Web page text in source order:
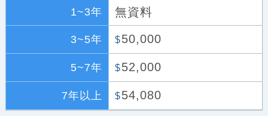
1~3年 無資料
3~5年 $50,000
5~7年 $52,000
7年以上 $54,080